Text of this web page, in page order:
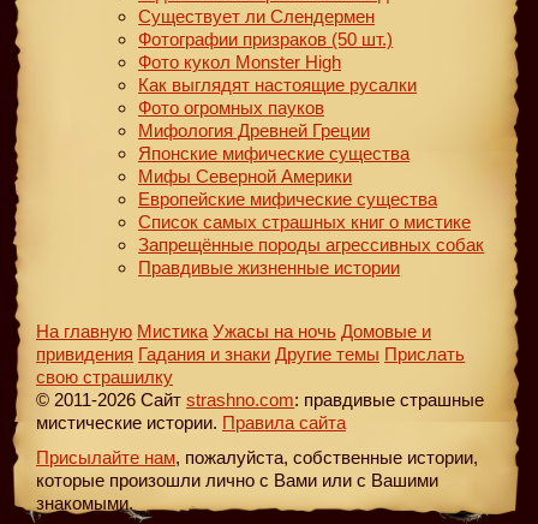
Существует ли Слендермен
Фотографии призраков (50 шт.)
Фото кукол Monster High
Как выглядят настоящие русалки
Фото огромных пауков
Мифология Древней Греции
Японские мифические существа
Мифы Северной Америки
Европейские мифические существа
Список самых страшных книг о мистике
Запрещённые породы агрессивных собак
Правдивые жизненные истории
На главную Мистика Ужасы на ночь Домовые и
привидения Гадания и знаки Другие темы Прислать
свою страшилку
© 2011-2026 Сайт strashno.com: правдивые страшные
мистические истории. Правила сайта
Присылайте нам, пожалуйста, собственные истории,
которые произошли лично с Вами или с Вашими
знакомыми.